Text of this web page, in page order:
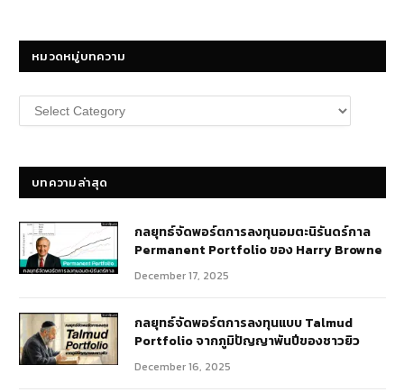
หมวดหมู่บทความ
หมวด
หมู่
บทความล่าสุด
กลยุทธ์​จัดพอร์ตการลงทุนอมตะนิรันดร์กาล
Permanent Portfolio ของ Harry Browne
December 17, 2025
กลยุทธ์จัดพอร์ตการลงทุนแบบ Talmud
Portfolio จากภูมิปัญญาพันปีของชาวยิว
December 16, 2025